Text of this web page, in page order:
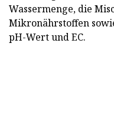
Wassermenge, die
Mikronährstoffen
pH-Wert und EC.